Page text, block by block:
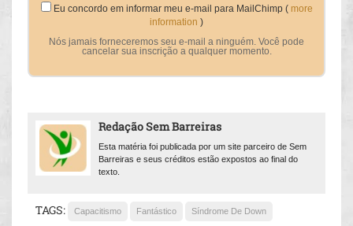
Eu concordo em informar meu e-mail para MailChimp ( more
information )
Nós jamais forneceremos seu e-mail a ninguém. Você pode
cancelar sua inscrição a qualquer momento.
Redação Sem Barreiras
Esta matéria foi publicada por um site parceiro de Sem
Barreiras e seus créditos estão expostos ao final do
texto.
TAGS: Capacitismo Fantástico Síndrome De Down